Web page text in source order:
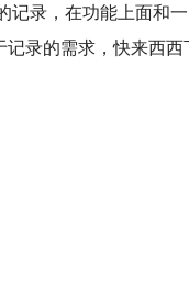
记录，在功能上面和一
记录的需求，快来西西